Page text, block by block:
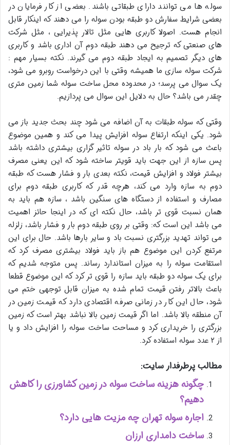
سوله ها می توانند دارای طبقاتی باشند. بعضی از کار فرمایان در
بعضی شرایط سفارش دو طبقه بودن سوله را می دهند که اینکار قابل
انجام هست. اصولا کاربری هایی مثل تالار پذیرایی ، مثل شرکت
های صنعتی که ترجیح می دهند طبقه دوم آن اداری باشد و کاربری
های دیگر تصمیم به ایجاد طبقه دوم می گیرند. نکته بسیار مهم :
شرکت سوله سازی ما همیشه وقتی با این درخواست روبرو می شود،
یک سوال می پرسد؛ در محدوده محل ساخت سوله شما زمین متری
چقدر می باشد؟ حال به دلایل این سوال می پردازیم.
وقتی که سوله طبقات به آن اضافه می شود چند بحث جدید باز می
شود. یکی اینکه ارتفاع سوله افزایش پیدا می کند و همین موضوع
باعث می شود که بار باد در سوله تاثیر گزاری بیشتری داشته باشد
پس سازه از این جهت باید قویتر ساخته شود که این یعنی مصرف
بیشتر فولاد و افزایش قیمت، نکته بعدی بار و فشار هست که طبقه
دوم به سازه وارد می کند، هرچه قدر که کاربری طبقه دوم برای
مصارف و استفاده از دستگاه های سنگین باشد ، سازه هم باید به
همان نسبت قوی تر باشد، حال نکته ای که در اینجا حائز اهمیت
می باشد این است که: وقتی بر روی طبقه دوم بار و فشار باشد، زلزله
می تواند تهدید بزرگتری نسبت باد و سایر بارها باشد. حال برای این
مرتفع کردن این موضوع هم باز باید فولاد بیشتری مصرف کرد که
استقامت سوله را به میزان استاندارد رساند. پس متوجه شدیم که
برای یک سوله دو طبقه باید سازه را قوی تر کرد که این موضوع قطعا
باعث بالاتر رفتن قیمت تمام شده به میزان قابل توجهی ختم می
شود، حال این کار در زمانی صرفه اقتصادی دارد که قیمت زمین در
آن منطقه بالا باشد. اما اگر قیمت زمین بالا نباشد بهتر است که زمین
بزرگتری را خریداری کرد و مساحت ساخت سوله را افزایش داد و یا
از ۲ عدد سوله استفاده کرد.
مطالب پرطرفدار سایت:
چگونه هزینه ساخت سوله در زمین کشاورزی را کاهش
دهیم؟
اجاره سوله تهران چه مزیت هایی دارد؟
ساخت دامداری ارزان